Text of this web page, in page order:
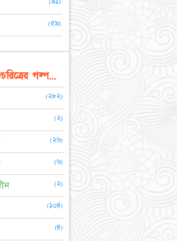
(৫৯)
গল্প...
(২৮২)
(২)
(২৬)
(৬)
(২)
(১০৪)
(৪)